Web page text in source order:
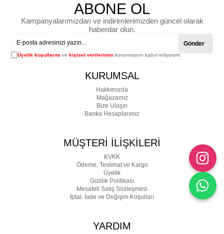
ABONE OL
Kampanyalarımızdan ve indirimlerimizden güncel olarak
haberdar olun.
Gönder
Üyelik koşullarını ve kişisel verilerimin korunmasını kabul ediyorum.
KURUMSAL
Hakkımızda
Mağazamız
Bize Ulaşın
Banka Hesaplarımız
MÜŞTERİ İLİŞKİLERİ
KVKK
Ödeme, Teslimat ve Kargo
Üyelik
Gizlilik Politikası
Mesafeli Satış Sözleşmesi
İptal, İade ve Değişim Koşulları
YARDIM